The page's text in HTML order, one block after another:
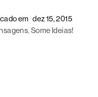
em dez 15, 2015
, Some Ideias!